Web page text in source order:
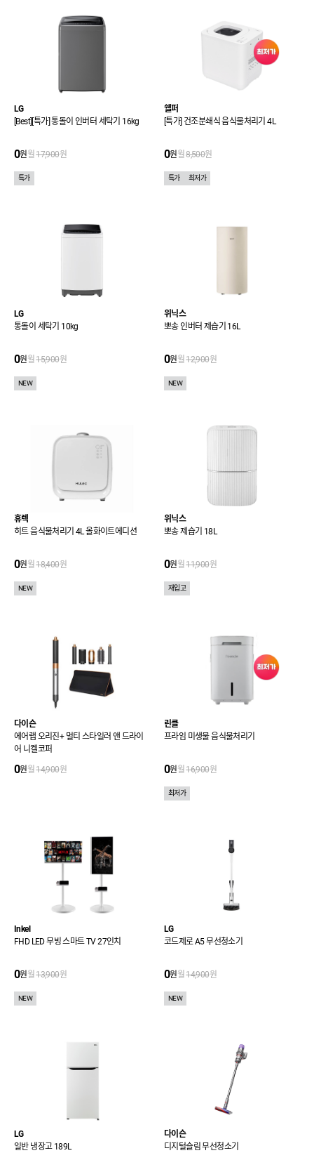
LG
[Best][특가] 통돌이 인버터 세탁기 16kg
0원월17,900원
특가
쉘퍼
[특가] 건조분쇄식 음식물처리기 4L
0원월8,500원
특가 최저가
LG
통돌이 세탁기 10kg
0원월15,900원
NEW
위닉스
뽀송 인버터 제습기 16L
0원월12,900원
NEW
휴렉
히트 음식물처리기 4L 올화이트에디션
0원월18,400원
NEW
위닉스
뽀송 제습기 18L
0원월11,900원
재입고
다이슨
에어랩 오리진+ 멀티 스타일러 앤 드라이
어 니켈코퍼
0원월14,900원
린클
프라임 미생물 음식물처리기
0원월16,900원
최저가
Inkel
FHD LED 무빙 스마트 TV 27인치
0원월13,900원
NEW
LG
코드제로 A5 무선청소기
0원월14,900원
NEW
LG
일반 냉장고 189L
다이슨
디지털슬림 무선청소기